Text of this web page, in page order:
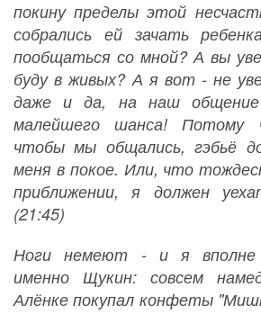
покину пределы этой
собрались ей зачать
пообщаться со мной? А вы
буду в живых? А я вот - не
даже и да, на наш
малейшего шанса! Потому
чтобы мы общались, гэбьё
меня в покое. Или, что
приближении, я должен
(21:45)
Ноги немеют - и я вполне
именно Щукин: совсем
Алёнке покупал конфеты